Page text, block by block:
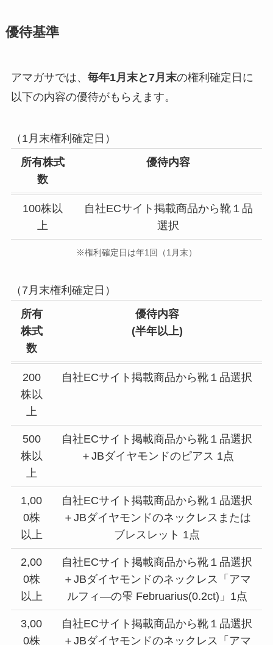
優待基準
アマガサでは、 毎年1月末と7月末の権利確定日に
以下の内容の優待がもらえます。
（1月末権利確定日）
所有株式
数
優待内容
100株以
上
自社ECサイト掲載商品から靴１品
選択
※権利確定日は年1回（1月末）
（7月末権利確定日）
所有
株式
数
優待内容
(半年以上)
200
株以
上
自社ECサイト掲載商品から靴１品選択
500
株以
上
自社ECサイト掲載商品から靴１品選択
＋JBダイヤモンドのピアス 1点
1,00
0株
以上
自社ECサイト掲載商品から靴１品選択
＋JBダイヤモンドのネックレスまたは
ブレスレット 1点
2,00
0株
以上
自社ECサイト掲載商品から靴１品選択
＋JBダイヤモンドのネックレス「アマ
ルフィ―の雫 Februarius(0.2ct)」1点
3,00
0株
自社ECサイト掲載商品から靴１品選択
＋JBダイヤモンドのネックレス「アマ